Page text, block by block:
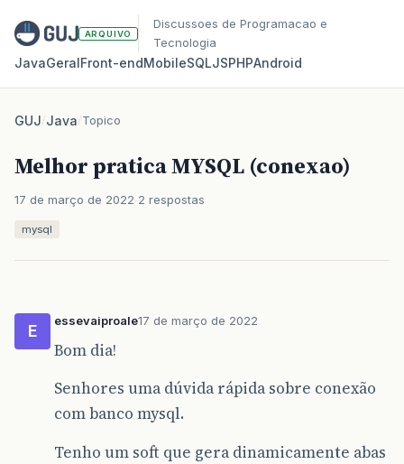
ARQUIVO
Discussoes de Programacao e
Tecnologia
JavaGeralFront‑endMobileSQLJSPHPAndroid
GUJ/Java/Topico
Melhor pratica MYSQL (conexao)
17 de março de 2022 2 respostas
mysql
E
essevaiproale17 de março de 2022
Bom dia!
Senhores uma dúvida rápida sobre conexão
com banco mysql.
Tenho um soft que gera dinamicamente abas